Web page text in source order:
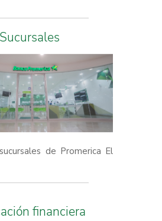
Sucursales
de Promerica El
financiera